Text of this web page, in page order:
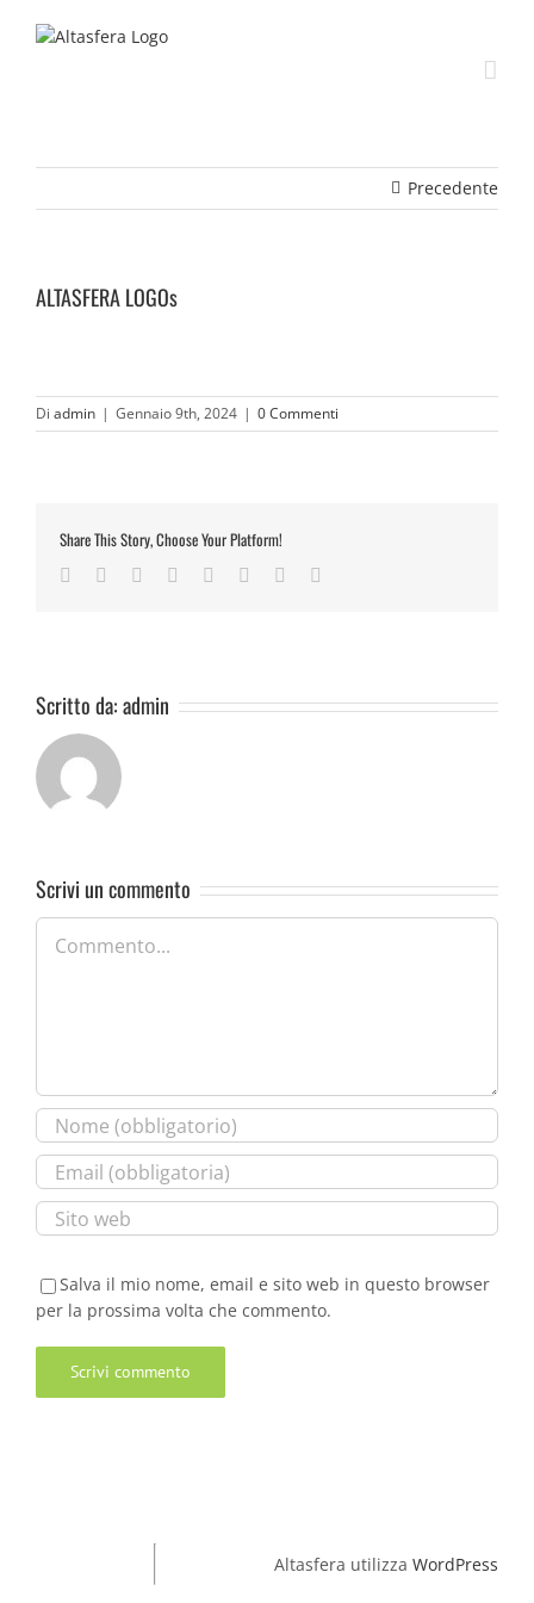
Precedente
ALTASFERA LOGOs
Di admin | Gennaio 9th, 2024 | 0 Commenti
Share This Story, Choose Your Platform!
Facebook
TwitterReddit LinkedIn
TumblrPinterest
Scritto da:admin
Scrivi un commento
Commento
Salva il mio nome, email e sito web in questo browser
per la prossima volta che commento.
Altasfera utilizza WordPress